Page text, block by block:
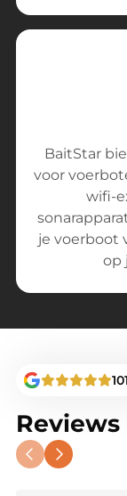
BaitStar
voor
wifi-
je voerboot
op
Reviews